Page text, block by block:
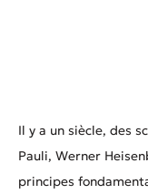
Il y a un siècle, des
Pauli, Werner
principes